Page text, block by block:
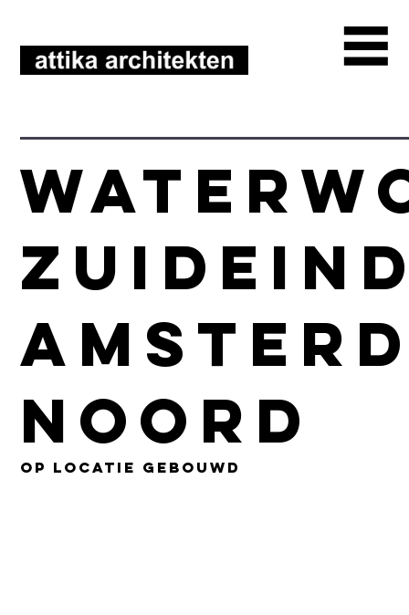
Noord
Op locatie gebouwd